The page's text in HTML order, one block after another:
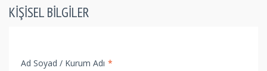
KIŞISEL BILGILER
Ad Soyad / Kurum Adı *